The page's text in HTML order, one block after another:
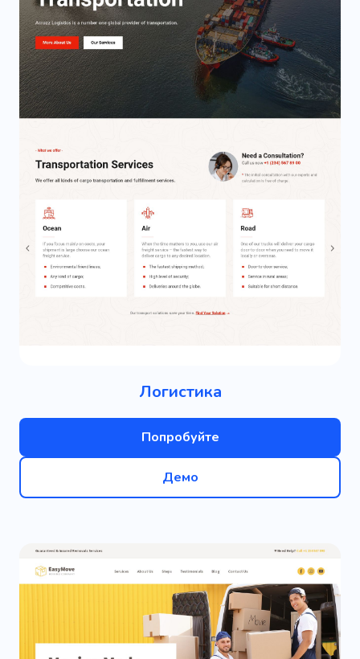
Логистика
Попробуйте
Демо